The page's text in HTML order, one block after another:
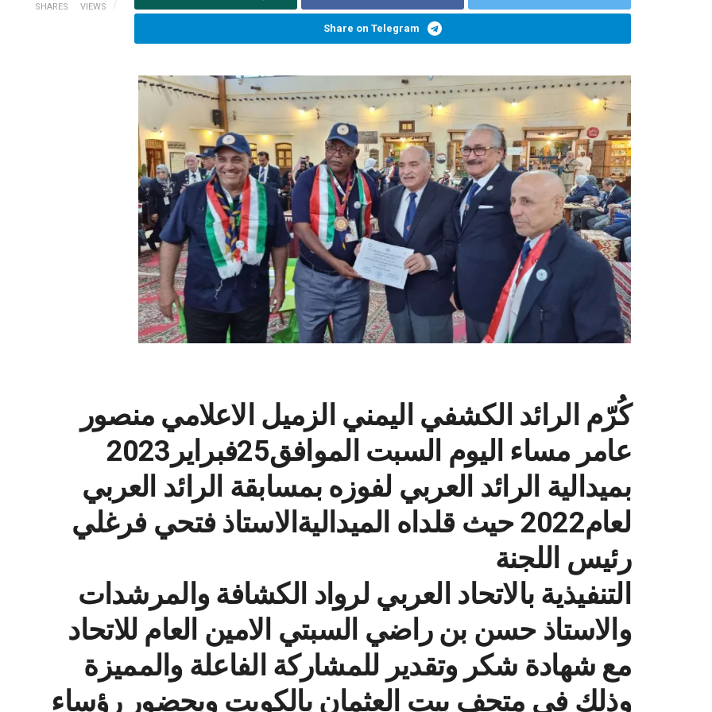
SHARES VIEWS
Share on Telegram
كُرّم الرائد الكشفي اليمني الزميل الاعلامي منصور
عامر مساء اليوم السبت الموافق25فبراير2023
بميدالية الرائد العربي لفوزه بمسابقة الرائد العربي
لعام2022 حيث قلداه الميداليةالاستاذ فتحي فرغلي
رئيس اللجنة
التنفيذية بالاتحاد العربي لرواد الكشافة والمرشدات
والاستاذ حسن بن راضي السبتي الامين العام للاتحاد
مع شهادة شكر وتقدير للمشاركة الفاعلة والمميزة
وذلك في متحف بيت العثمان بالكويت وبحضور رؤساء